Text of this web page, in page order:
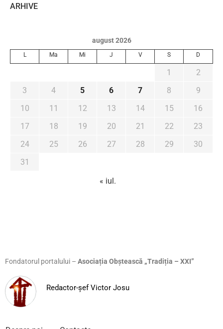
ARHIVE
august 2026
L Ma Mi J V S D
1
2
3
4 5 6 7 8
9
10
11 12 13 14 15
16
17
18 19 20 21 22
23
24
25 26 27 28 29
30
31
« iul.
Fondatorul portalului – Asociația Obștească „Tradiția – XXI”
Redactor-șef Victor Josu